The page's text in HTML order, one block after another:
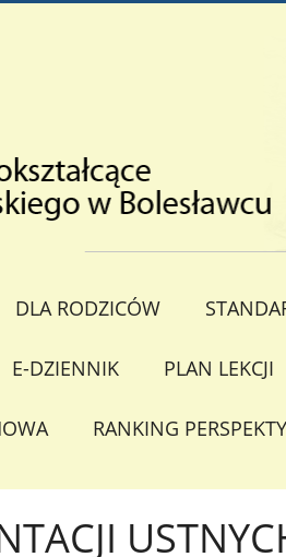
DLA RODZICÓW
E-DZIENNIK PLAN LEKCJI
RANKING